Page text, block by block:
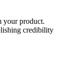
your product.
credibility